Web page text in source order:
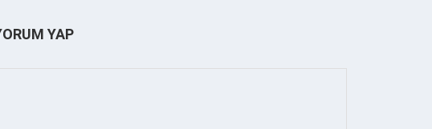
YAP